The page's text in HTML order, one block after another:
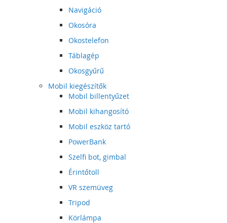
Navigáció
Okosóra
Okostelefon
Táblagép
Okosgyűrű
Mobil kiegészítők
Mobil billentyűzet
Mobil kihangosító
Mobil eszköz tartó
PowerBank
Szelfi bot, gimbal
Érintőtoll
VR szemüveg
Tripod
Körlámpa